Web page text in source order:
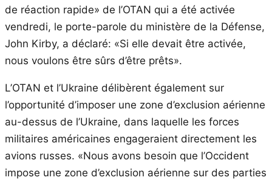
de réaction rapide» de l’OTAN qui a été activée
vendredi, le porte-parole du ministère de la Défense,
John Kirby, a déclaré: «Si elle devait être activée,
nous voulons être sûrs d’être prêts».
L’OTAN et l’Ukraine délibèrent également sur
l’opportunité d’imposer une zone d’exclusion aérienne
au-dessus de l’Ukraine, dans laquelle les forces
militaires américaines engageraient directement les
avions russes. «Nous avons besoin que l’Occident
impose une zone d’exclusion aérienne sur des parties